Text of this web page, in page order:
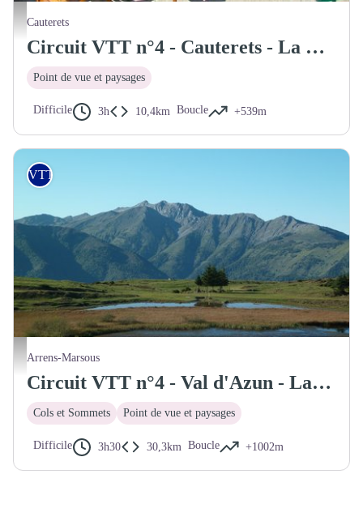
Panorama depuis le chalet de la Reine Hortense - (c) OT Cauterets
Cauterets
Circuit VTT n°4 - Cauterets - La Reine Hortense
Point de vue et paysages
Difficile 3h 10,4km Boucle +539m
Le lac de Soum - Julien Liron
VTT
Arrens-Marsous
Circuit VTT n°4 - Val d'Azun - Lac de Soum
Cols et Sommets Point de vue et paysages
Difficile 3h30 30,3km Boucle +1002m